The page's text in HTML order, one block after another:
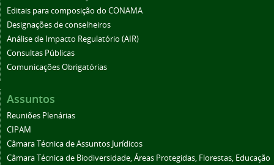
Editais para composição do CONAMA
Designações de conselheiros
Análise de Impacto Regulatório (AIR)
Consultas Públicas
Comunicações Obrigatórias
Assuntos
Reuniões Plenárias
CIPAM
Câmara Técnica de Assuntos Jurídicos
Câmara Técnica de Biodiversidade, Áreas Protegidas, Florestas, Educação